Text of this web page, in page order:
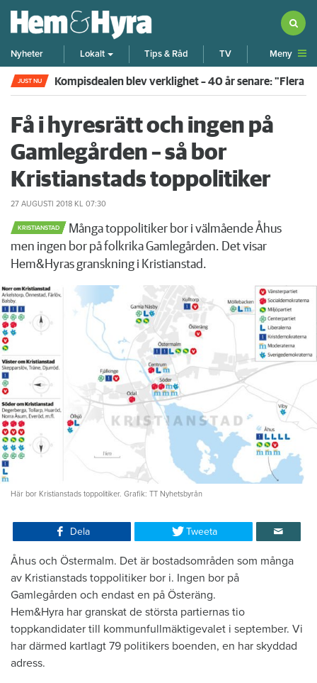
Nyheter Lokalt Tips & Råd TV Meny
JUST NU Kompisdealen blev verklighet – 40 år senare: "Flera
Få i hyresrätt och ingen på
Gamlegården – så bor
Kristianstads toppolitiker
27 AUGUSTI 2018 KL 07:30
KRISTIANSTAD
Många toppolitiker bor i välmående Åhus
men ingen bor på folkrika Gamlegården. Det visar
Hem&Hyras granskning i Kristianstad.
Här bor Kristianstads toppolitiker. Grafik: TT Nyhetsbyrån
Dela Tweeta
Åhus och Östermalm. Det är bostadsområden som många
av Kristianstads toppolitiker bor i. Ingen bor på
Gamlegården och endast en på Österäng.
Hem&Hyra har granskat de största partiernas tio
toppkandidater till kommunfullmäktigevalet i september. Vi
har därmed kartlagt 79 politikers boenden, en har skyddad
adress.